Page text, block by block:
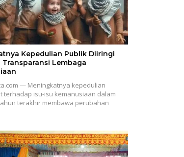
Kepedulian Publik Diiringi
Lembaga
— Meningkatnya kepedulian
terhadap isu-isu kemanusiaan dalam
terakhir membawa perubahan